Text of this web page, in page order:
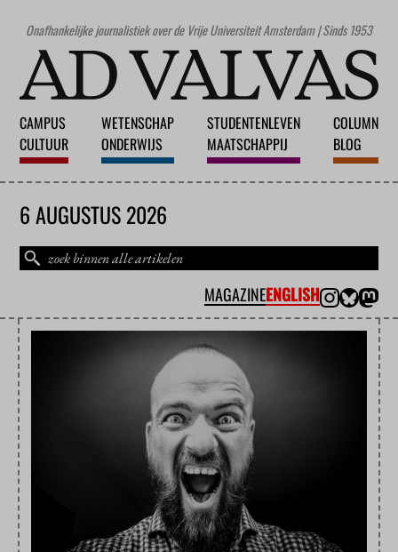
Onafhankelijke journalistiek over de Vrije Universiteit Amsterdam | Sinds 1953
CAMPUS
CULTUUR
WETENSCHAP
ONDERWIJS
STUDENTENLEVEN
MAATSCHAPPIJ
COLUMN
BLOG
6 AUGUSTUS 2026
MAGAZINEENGLISH